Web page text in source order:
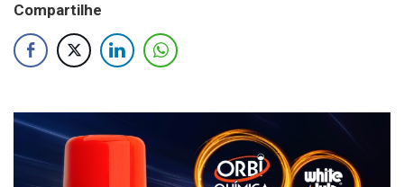
Compartilhe